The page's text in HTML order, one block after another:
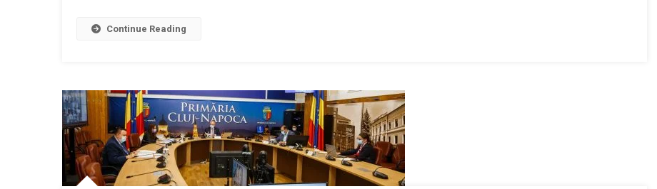
Continue Reading